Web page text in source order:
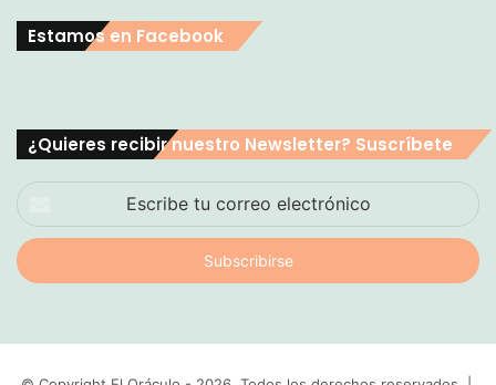
Estamos en Facebook
¿Quieres recibir nuestro Newsletter? Suscríbete
correo
electrónico